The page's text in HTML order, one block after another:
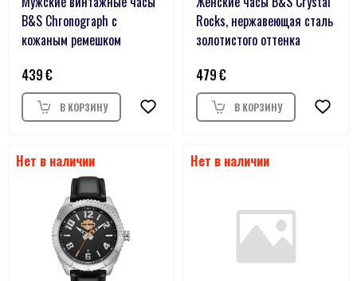
B&S Chronograph с
кожаным ремешком
439
Rocks, нержавеющая сталь
золотистого оттенка
479